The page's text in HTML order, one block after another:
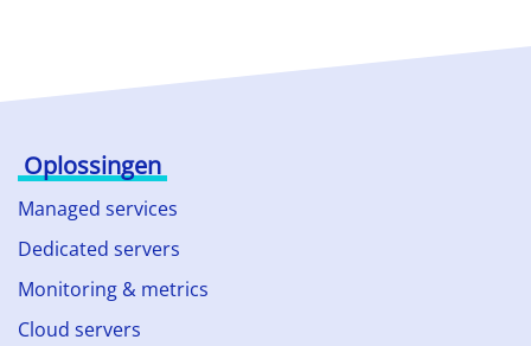
Oplossingen
Managed services
Dedicated servers
Monitoring & metrics
Cloud servers